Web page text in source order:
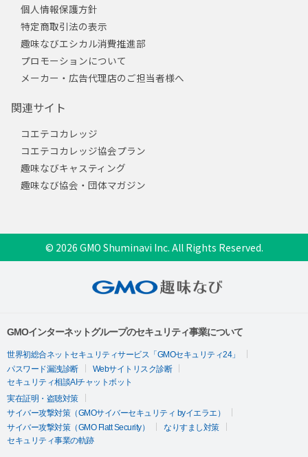
個人情報保護方針
特定商取引法の表示
趣味なびエシカル消費推進部
プロモーションについて
メーカー・広告代理店のご担当者様へ
関連サイト
コエテコカレッジ
コエテコカレッジ協会プラン
趣味なびキャスティング
趣味なび協会・団体マガジン
© 2026 GMO Shuminavi Inc. All Rights Reserved.